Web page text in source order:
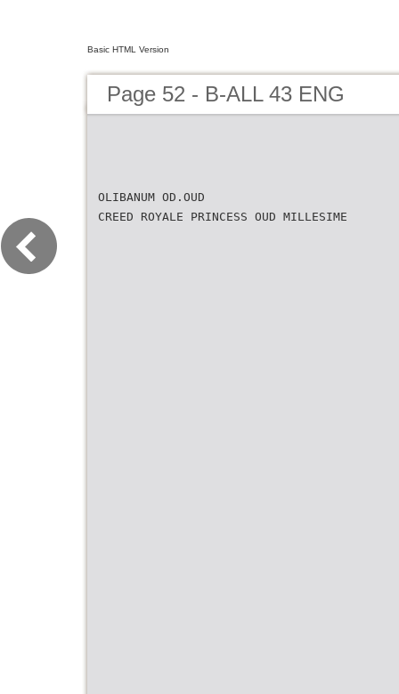
Basic HTML Version
Page 52 - B-ALL 43 ENG
OLIBANUM OD.OUD
CREED ROYALE PRINCESS OUD MILLESIME